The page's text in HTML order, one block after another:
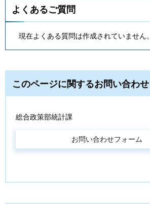
よくあるご質問
現在よくある質問は作成されていません。
このページに関するお問い合わせ
総合政策部統計課